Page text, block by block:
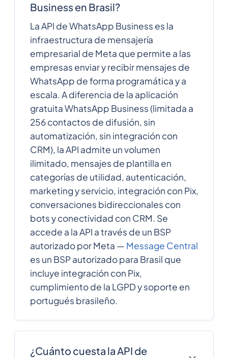
Business en Brasil?
La API de WhatsApp Business es la
infraestructura de mensajería
empresarial de Meta que permite a las
empresas enviar y recibir mensajes de
WhatsApp de forma programática y a
escala. A diferencia de la aplicación
gratuita WhatsApp Business (limitada a
256 contactos de difusión, sin
automatización, sin integración con
CRM), la API admite un volumen
ilimitado, mensajes de plantilla en
categorías de utilidad, autenticación,
marketing y servicio, integración con Pix,
conversaciones bidireccionales con
bots y conectividad con CRM. Se
accede a la API a través de un BSP
autorizado por Meta — Message Central
es un BSP autorizado para Brasil que
incluye integración con Pix,
cumplimiento de la LGPD y soporte en
portugués brasileño.
¿Cuánto cuesta la API de